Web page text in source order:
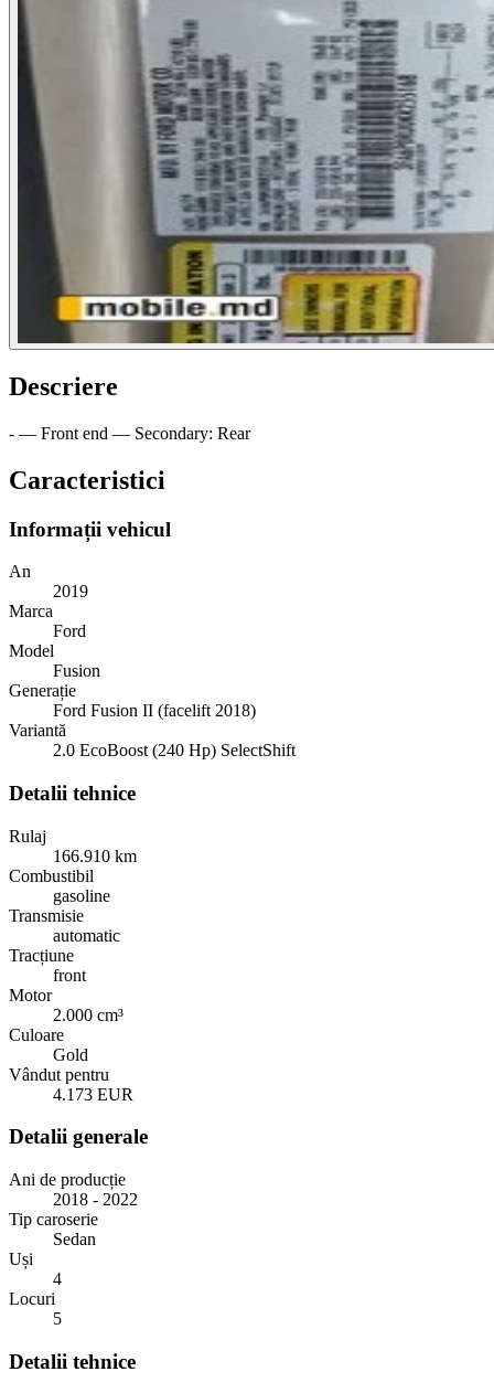
Descriere
- — Front end — Secondary: Rear
Caracteristici
Informații vehicul
An
2019
Marca
Ford
Model
Fusion
Generație
Ford Fusion II (facelift 2018)
Variantă
2.0 EcoBoost (240 Hp) SelectShift
Detalii tehnice
Rulaj
166.910 km
Combustibil
gasoline
Transmisie
automatic
Tracțiune
front
Motor
2.000 cm³
Culoare
Gold
Vândut pentru
4.173 EUR
Detalii generale
Ani de producție
2018 - 2022
Tip caroserie
Sedan
Uși
4
Locuri
5
Detalii tehnice